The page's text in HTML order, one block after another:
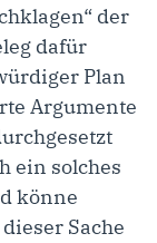
der
dafür
Plan
Argumente
ein solches
könne
Sache